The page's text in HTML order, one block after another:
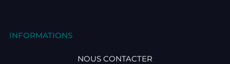
INFORMATIONS
NOUS CONTACTER